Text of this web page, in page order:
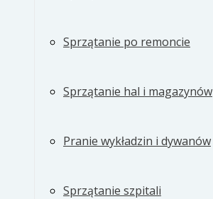
Sprzątanie po remoncie
Sprzątanie hal i magazynów
Pranie wykładzin i dywanów
Sprzątanie szpitali